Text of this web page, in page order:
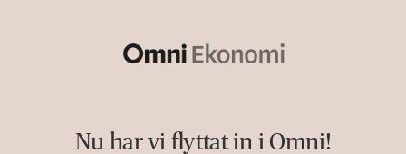
Nu har vi flyttat in i Omni!